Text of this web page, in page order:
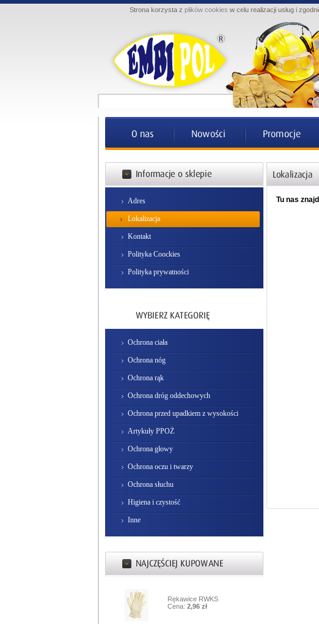
Strona korzysta z plików cookies w celu realizacji usług i
Adres
Lokalizacja
Kontakt
Polityka Coockies
Polityka prywatności
Ochrona ciała
Ochrona nóg
Ochrona rąk
Ochrona dróg oddechowych
Ochrona przed upadkiem z wysokości
Artykuły PPOŻ
Ochrona głowy
Ochrona oczu i twarzy
Ochrona słuchu
Higiena i czystość
Inne
Rękawice RWKS
Cena: 2,96 zł
Tu nas